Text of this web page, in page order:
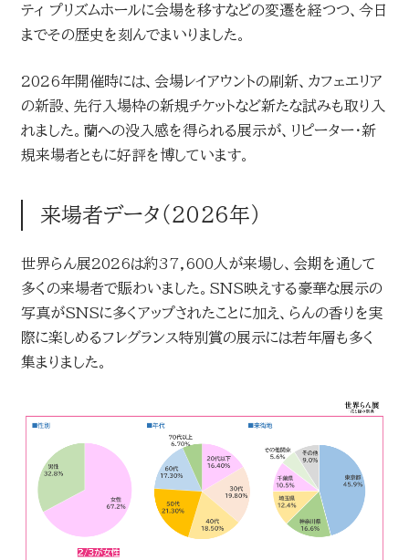
ティ プリズムホールに会場を移すなどの変遷を経つつ、今日
までその歴史を刻んでまいりました。
2026年開催時には、会場レイアウントの刷新、カフェエリア
の新設、先行入場枠の新規チケットなど新たな試みも取り入
れました。蘭への没入感を得られる展示が、リピーター・新
規来場者ともに好評を博しています。
来場者データ（2026年）
世界らん展2026は約37,600人が来場し、会期を通して
多くの来場者で賑わいました。SNS映えする豪華な展示の
写真がSNSに多くアップされたことに加え、らんの香りを実
際に楽しめるフレグランス特別賞の展示には若年層も多く
集まりました。